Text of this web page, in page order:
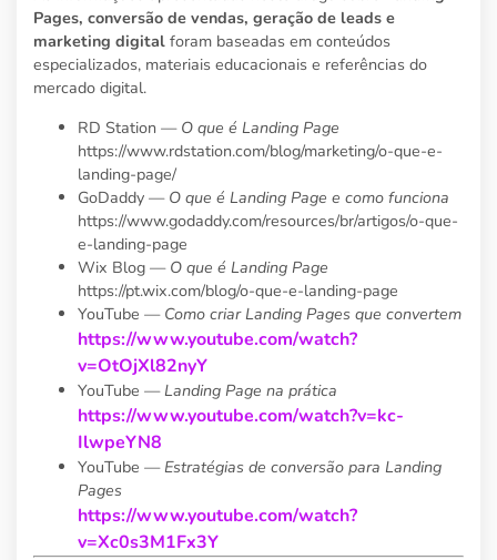
Pages, conversão de vendas, geração de leads e
marketing digital foram baseadas em conteúdos
especializados, materiais educacionais e referências do
mercado digital.
RD Station — O que é Landing Page
https://www.rdstation.com/blog/marketing/o-que-e-
landing-page/
GoDaddy — O que é Landing Page e como funciona
https://www.godaddy.com/resources/br/artigos/o-que-
e-landing-page
Wix Blog — O que é Landing Page
https://pt.wix.com/blog/o-que-e-landing-page
YouTube — Como criar Landing Pages que convertem
https://www.youtube.com/watch?
v=OtOjXl82nyY
YouTube — Landing Page na prática
https://www.youtube.com/watch?v=kc-
IlwpeYN8
YouTube — Estratégias de conversão para Landing
Pages
https://www.youtube.com/watch?
v=Xc0s3M1Fx3Y